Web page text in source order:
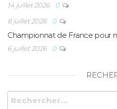
14 juillet 2026
0
8 juillet 2026
0
Championnat de France pour
6 juillet 2026 0